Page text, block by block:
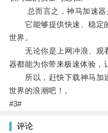
总而言之，神马加速器
它能够提供快速、稳定
世界。
无论你是上网冲浪、观
器都能为你带来极速体验，
所以，赶快下载神马加
世界的浪潮吧！。
#3#
评论